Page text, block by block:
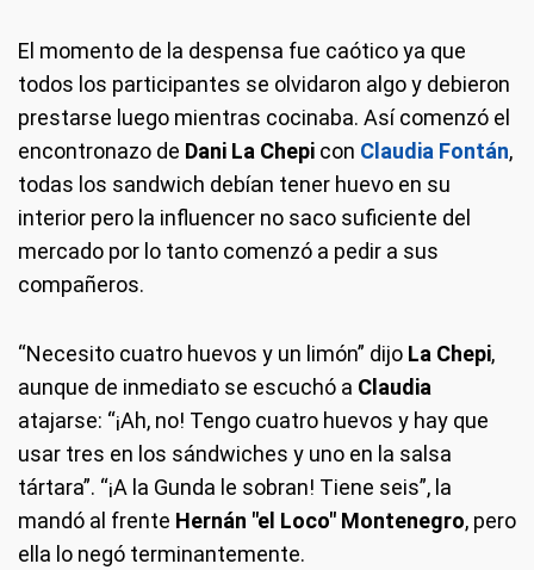
El momento de la despensa fue caótico ya que
todos los participantes se olvidaron algo y debieron
prestarse luego mientras cocinaba. Así comenzó el
encontronazo de Dani La Chepi con Claudia Fontán,
todas los sandwich debían tener huevo en su
interior pero la influencer no saco suficiente del
mercado por lo tanto comenzó a pedir a sus
compañeros.
“Necesito cuatro huevos y un limón” dijo La Chepi,
aunque de inmediato se escuchó a Claudia
atajarse: “¡Ah, no! Tengo cuatro huevos y hay que
usar tres en los sándwiches y uno en la salsa
tártara”. “¡A la Gunda le sobran! Tiene seis”, la
mandó al frente Hernán "el Loco" Montenegro, pero
ella lo negó terminantemente.